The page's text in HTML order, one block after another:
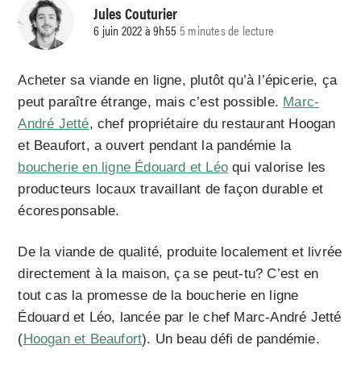
Jules Couturier
6 juin 2022 à 9h55 5 minutes de lecture
Acheter sa viande en ligne, plutôt qu’à l’épicerie, ça
peut paraître étrange, mais c’est possible. Marc-
André Jetté, chef propriétaire du restaurant Hoogan
et Beaufort, a ouvert pendant la pandémie la
boucherie en ligne Édouard et Léo qui valorise les
producteurs locaux travaillant de façon durable et
écoresponsable.
De la viande de qualité, produite localement et livrée
directement à la maison, ça se peut-tu? C’est en
tout cas la promesse de la boucherie en ligne
Édouard et Léo, lancée par le chef Marc-André Jetté
(Hoogan et Beaufort). Un beau défi de pandémie.